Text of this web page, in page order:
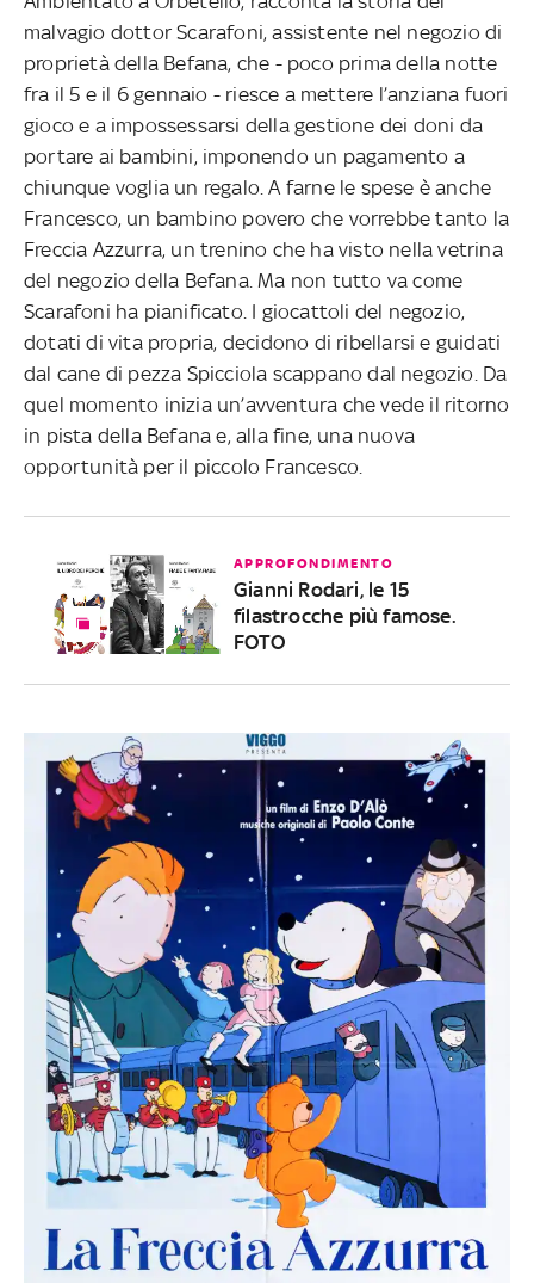
malvagio dottor Scarafoni, assistente nel negozio di
proprietà della Befana, che - poco prima della notte
fra il 5 e il 6 gennaio - riesce a mettere l’anziana fuori
gioco e a impossessarsi della gestione dei doni da
portare ai bambini, imponendo un pagamento a
chiunque voglia un regalo. A farne le spese è anche
Francesco, un bambino povero che vorrebbe tanto la
Freccia Azzurra, un trenino che ha visto nella vetrina
del negozio della Befana. Ma non tutto va come
Scarafoni ha pianificato. I giocattoli del negozio,
dotati di vita propria, decidono di ribellarsi e guidati
dal cane di pezza Spicciola scappano dal negozio. Da
quel momento inizia un’avventura che vede il ritorno
in pista della Befana e, alla fine, una nuova
opportunità per il piccolo Francesco.
APPROFONDIMENTO
Gianni Rodari, le 15
filastrocche più famose.
FOTO